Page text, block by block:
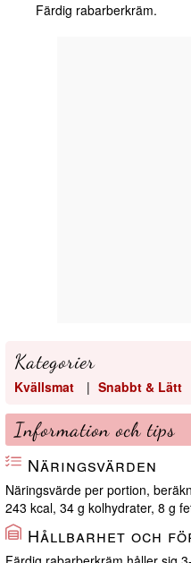
Färdig rabarberkräm.
Kategorier
Kvällsmat | Snabbt & Lätt
Information och tips
Näringsvärden
Näringsvärde per portion,
243 kcal, 34 g kolhydrater, 8 g
Hållbarhet och